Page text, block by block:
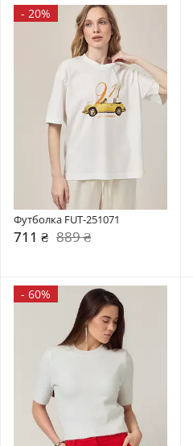
- 20%
Футболка FUT-251071
711 ₴ 889 ₴
- 60%